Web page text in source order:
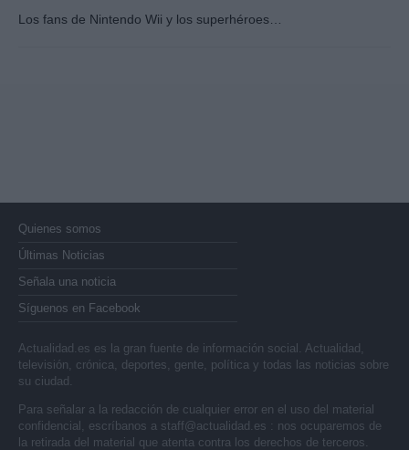
Los fans de Nintendo Wii y los superhéroes…
Quienes somos
Últimas Noticias
Señala una noticia
Síguenos en Facebook
Actualidad.es es la gran fuente de información social. Actualidad,
televisión, crónica, deportes, gente, política y todas las noticias sobre
su ciudad.
Para señalar a la redacción de cualquier error en el uso del material
confidencial, escríbanos a staff@actualidad.es : nos ocuparemos de
la retirada del material que atenta contra los derechos de terceros.